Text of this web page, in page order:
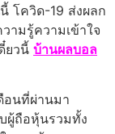
โควิด-19 ส่งผลก
ามรู้ความเข้าใจ
ยวนี้ บ้านผลบอล
อนที่ผ่านมา
ผู้ถือหุ้นรวมทั้ง